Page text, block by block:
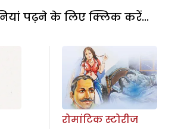
पढ़ने के लिए क्लिक करें...
रोमांटिक स्टोरीज